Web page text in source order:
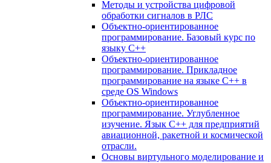
Методы и устройства цифровой
обработки сигналов в РЛС
Объектно-ориентированное
программирование. Базовый курс по
языку С++
Объектно-ориентированное
программирование. Прикладное
программирование на языке С++ в
среде OS Windows
Объектно-ориентированное
программирование. Углубленное
изучение. Язык С++ для предприятий
авиационной, ракетной и космической
отрасли.
Основы виртульного моделирование и